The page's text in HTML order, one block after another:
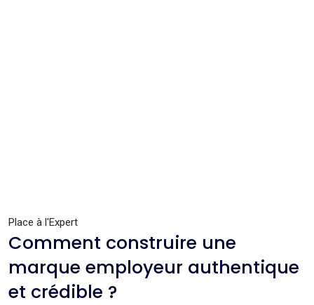
Place à l'Expert
Comment construire une
marque employeur authentique
et crédible ?